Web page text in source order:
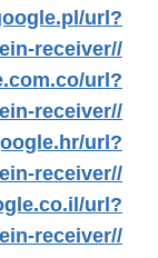
url?
receiver//
url?
receiver//
url?
receiver//
url?
receiver//